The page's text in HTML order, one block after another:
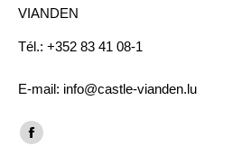
VIANDEN
Tél.: +352 83 41 08-1
E-mail: info@castle-vianden.lu
Finden Sie uns auf: